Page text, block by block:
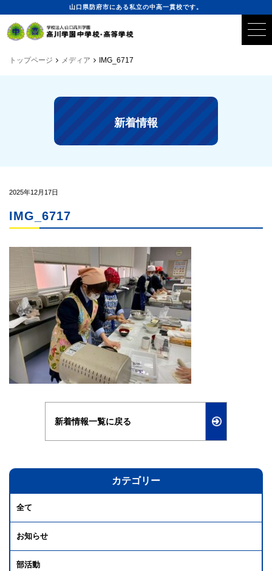
山口県防府市にある私立の中高一貫校です。
トップページ メディア IMG_6717
新着情報
2025年12月17日
IMG_6717
新着情報一覧に戻る
カテゴリー
全て
お知らせ
部活動